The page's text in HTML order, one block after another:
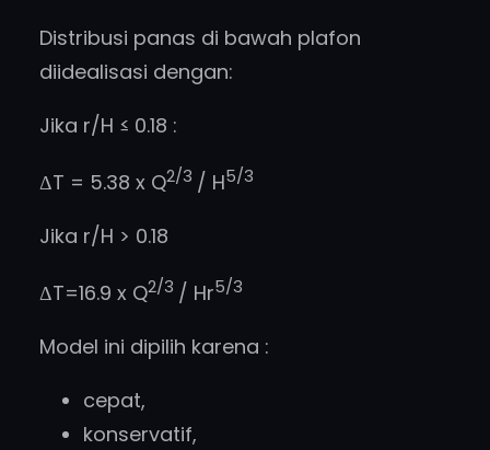
Distribusi panas di bawah plafon
diidealisasi dengan:
Jika r/H ≤ 0.18 :
ΔT = 5.38 x Q2/3 / H5/3
Jika r/H > 0.18
ΔT=16.9 x Q2/3 / Hr5/3
Model ini dipilih karena :
cepat,
konservatif,